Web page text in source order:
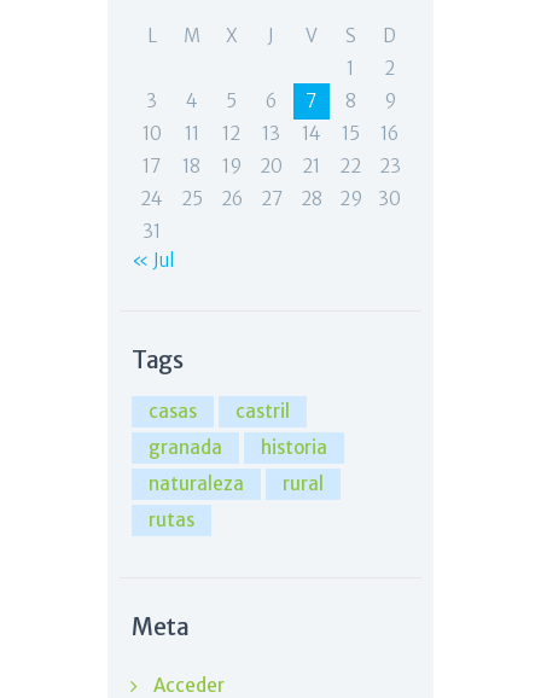
L M X V S
D
1
2
3
4 5 6 7 8
9
10
11 12 13 14 15
16
17
18 19 20 21 22
23
24
25 26 27 28 29
30
31
« Jul
Tags
casas
castril
granada
historia
naturaleza
rural
rutas
Meta
Acceder